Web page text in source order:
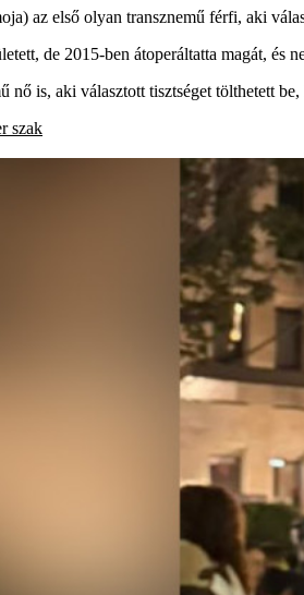
az első olyan transznemű férfi, aki
de 2015-ben átoperáltatta magát,
nő is, aki választott tisztséget tölthetett
szak